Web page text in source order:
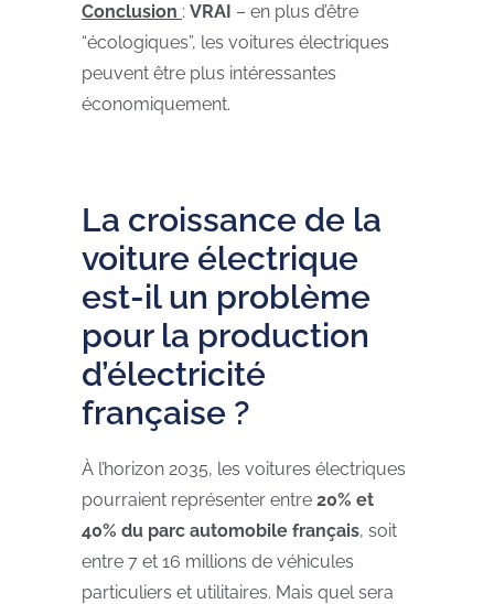
Conclusion : VRAI – en plus d’être
“écologiques”, les voitures électriques
peuvent être plus intéressantes
économiquement.
La croissance de la
voiture électrique
est-il un problème
pour la production
d’électricité
française ?
À l’horizon 2035, les voitures électriques
pourraient représenter entre 20% et
40% du parc automobile français, soit
entre 7 et 16 millions de véhicules
particuliers et utilitaires. Mais quel sera